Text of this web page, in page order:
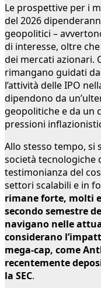
Le prospettive per i
del 2026
geopolitici –
di interesse, oltre
dei mercati azionari.
rimangano guidati
l’attività delle IPO
dipendono da
geopolitiche e da un
pressioni
Allo stesso tempo, si
società tecnologiche
testimonianza del
settori scalabili e in
rimane forte, molti
secondo semestre
navigano nelle
considerano
mega-cap, come
recentemente
la SEC.